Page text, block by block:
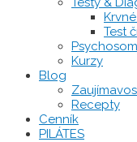
Test
Kurzy
Blog
Recepty
Cenník
PILÁTES